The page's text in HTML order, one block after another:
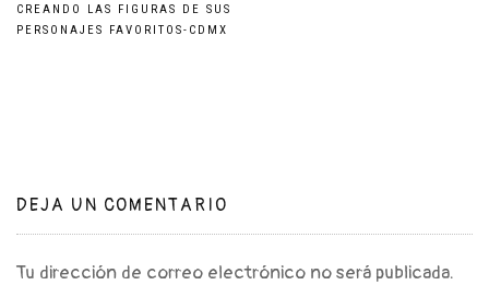
CREANDO LAS FIGURAS DE SUS
PERSONAJES FAVORITOS-CDMX
DEJA UN COMENTARIO
Tu dirección de correo electrónico no será publicada.